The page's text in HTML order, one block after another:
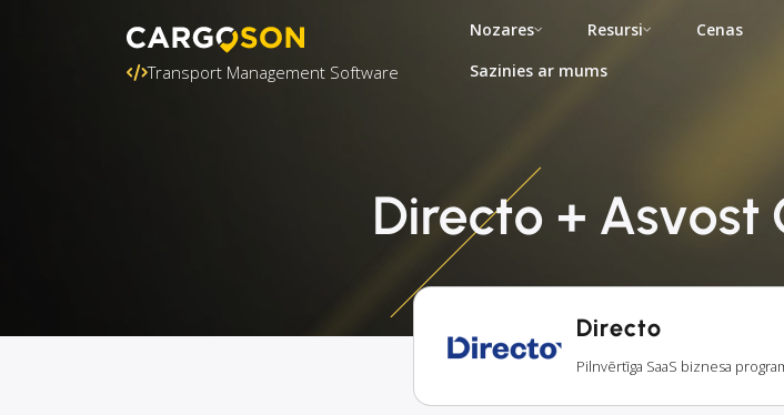
Transport Management Software
Nozares Resursi
Cenas
Sazinies ar mums
Directo +
Directo
Pilnvērtīga SaaS biznesa